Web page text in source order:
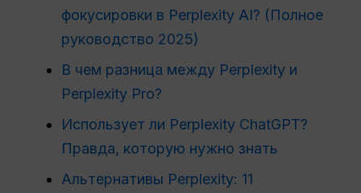
фокусировки в Perplexity AI? (Полное
руководство 2025)
В чем разница между Perplexity и
Perplexity Pro?
Использует ли Perplexity ChatGPT?
Правда, которую нужно знать
Альтернативы Perplexity: 11